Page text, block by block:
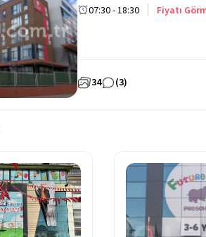
07:30 - 18:30 Fiyatı
34 (3)